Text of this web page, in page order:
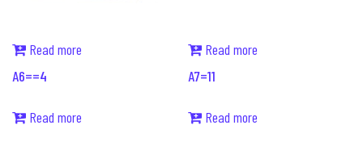
Read more
A6==4
Read more
Read more
A7=11
Read more